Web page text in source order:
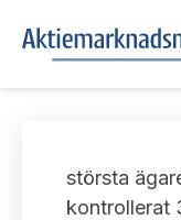
Om oss
UTTALANDEN
största
kontrollerat